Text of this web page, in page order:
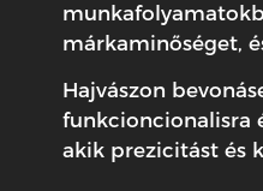
márkaminőséget,
Hajvászon bevonás
funkcioncionalisra
akik prezicitást és